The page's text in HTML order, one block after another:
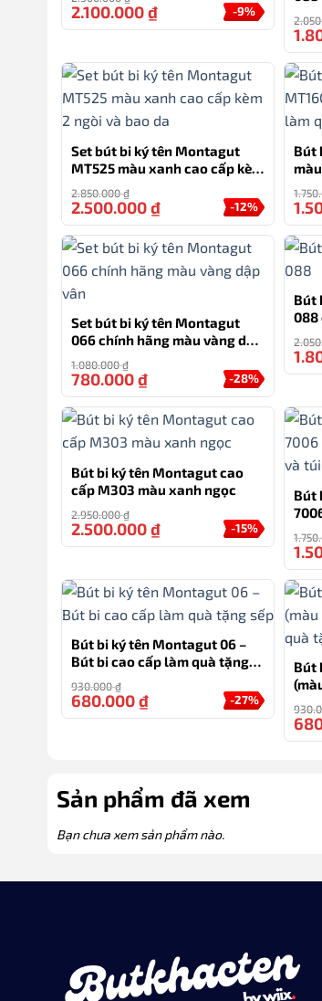
Chất liệu bút: Iridium
Thương hiệu: Montagut
Bộ sản phẩm: Bút, hộp và túi hãng
Với sự kết hợp giữa chất lượng và
tưởng cho bạn bè, đối tác hoặc người
Chúng tôi cam kết miễn phí vận
khi nhận hàng, cũng như đổi trả miễn
viết mà còn là biểu tượng của sự tinh
Khám phá và sở hữu ngay Bút bi ký
thương hiệu Montagut!
TƯ VẤN
-9%
2.100.000₫
hộp
Set bút bi ký tên Montagut
MT525 màu xanh cao cấp kèm
2.850.000₫
-12%
2.500.000₫
Bút
Set bút bi ký tên Montagut
066 chính hãng màu vàng dập
vân
1.080.000₫
-28%
780.000₫
Bút
088
Bút bi ký tên Montagut cao
cấp M303 màu xanh ngọc
2.950.000₫
-15%
2.500.000₫
Bút
Bút bi ký tên Montagut 06 –
Bút bi cao cấp làm quà tặng
sếp
930.000₫
-27%
680.000₫
Bút
làm
Sản phẩm đã xem
Bạn chưa xem sản phẩm nào.